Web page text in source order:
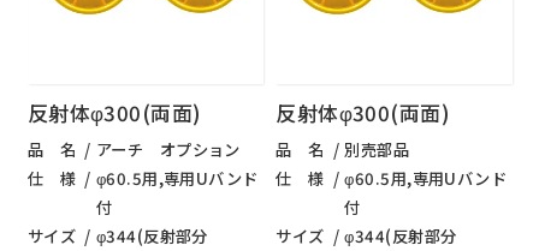
反射体φ300(両面)
品 名
アーチ オプション
仕 様
φ60.5用,専用Uバンド
付
サイズ
φ344(反射部分
反射体φ300(両面)
品 名
別売部品
仕 様
φ60.5用,専用Uバンド
付
サイズ
φ344(反射部分